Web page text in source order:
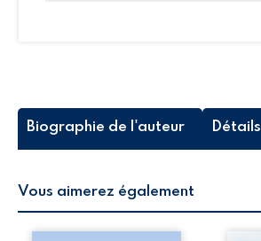
Biographie de l'auteur Détails
Vous aimerez également